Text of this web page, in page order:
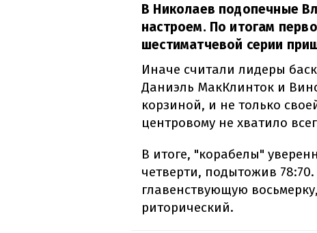
В Николаев подопечные
настроем. По итогам
шестиматчевой серии
Иначе считали лидеры
Даниэль МакКлинток и
корзиной, и не только
центровому не хватило
В итоге, "корабелы"
четверти, подытожив
главенствующую
риторический.